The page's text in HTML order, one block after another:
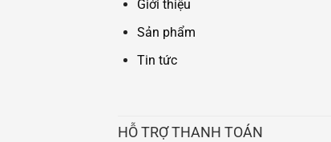
Giới thiệu
Sản phẩm
Tin tức
HỖ TRỢ THANH TOÁN